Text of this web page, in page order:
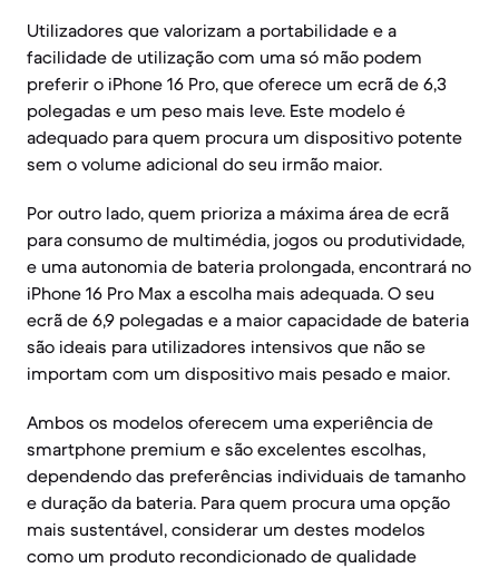
Utilizadores que valorizam a portabilidade e a
facilidade de utilização com uma só mão podem
preferir o iPhone 16 Pro, que oferece um ecrã de 6,3
polegadas e um peso mais leve. Este modelo é
adequado para quem procura um dispositivo potente
sem o volume adicional do seu irmão maior.
Por outro lado, quem prioriza a máxima área de ecrã
para consumo de multimédia, jogos ou produtividade,
e uma autonomia de bateria prolongada, encontrará no
iPhone 16 Pro Max a escolha mais adequada. O seu
ecrã de 6,9 polegadas e a maior capacidade de bateria
são ideais para utilizadores intensivos que não se
importam com um dispositivo mais pesado e maior.
Ambos os modelos oferecem uma experiência de
smartphone premium e são excelentes escolhas,
dependendo das preferências individuais de tamanho
e duração da bateria. Para quem procura uma opção
mais sustentável, considerar um destes modelos
como um produto recondicionado de qualidade